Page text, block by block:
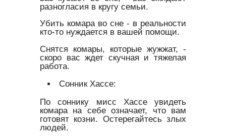
разногласия в кругу семьи.
Убить комара во сне - в реальности
кто-то нуждается в вашей помощи.
Снятся комары, которые жужжат, -
скоро вас ждет скучная и тяжелая
работа.
Сонник Хассе:
По соннику мисс Хассе увидеть
комара на себе означает, что вам
готовят козни. Остерегайтесь злых
людей.